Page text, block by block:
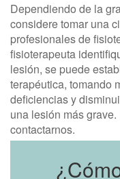
Dependiendo de la
considere tomar una
profesionales de
fisioterapeuta
lesión, se puede
terapéutica, tomando
deficiencias y
una lesión más
contactarnos.